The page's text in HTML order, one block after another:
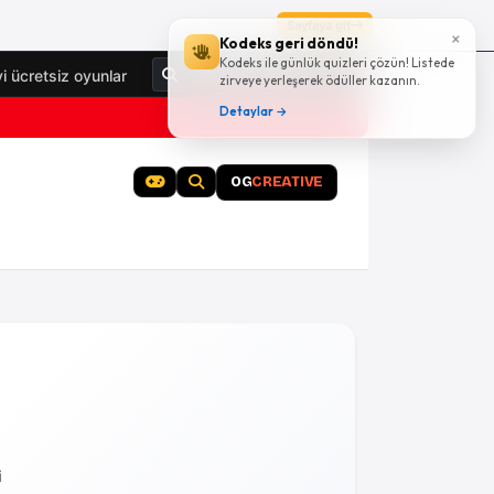
×
Kodeks geri döndü!
Kodeks ile günlük quizleri çözün! Listede
zirveye yerleşerek ödüller kazanın.
Detaylar →
ücretsiz oyunlar Giriş Yap
OGCREATIVE